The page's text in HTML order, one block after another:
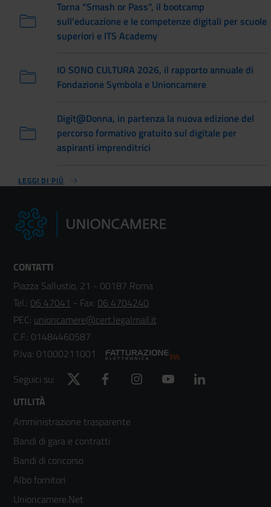
Torna “Smash or Pass”, il bootcamp
sull’educazione e le competenze digitali per scuole
superiori e ITS Academy
IO SONO CULTURA 2026, il rapporto annuale di
Fondazione Symbola e Unioncamere
Digit@Donna, in partenza la nuova edizione del
percorso formativo gratuito sul digitale per
aspiranti imprenditrici
LEGGI DI PIÙ
CONTATTI
Piazza Sallustio, 21 - 00187 Roma
Tel.: 06 47041 - Fax: 06 4704240
PEC: unioncamere@cert.legalmail.it
C.F.: 01484460587
P.Iva: 01000211001
Seguici su:
Twitter Facebook Instagram YouTube
Footer
menù
colonna
2
UTILITÀ
Amministrazione trasparente
Bandi di gara e contratti
Bandi di concorso
Albo fornitori
Unioncamere.Net